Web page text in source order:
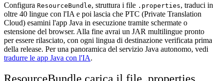
Configura ResourceBundle, struttura i file .properties, traduci in
oltre 40 lingue con l'IA e poi lascia che PTC (Private Translation
Cloud) esamini l'app Java in esecuzione tramite schermate o
estensione del browser. Alla fine avrai un JAR multilingue pronto
per essere rilasciato, con ogni lingua di destinazione verificata prima
della release. Per una panoramica del servizio Java autonomo, vedi
tradurre le app Java con l'IA.